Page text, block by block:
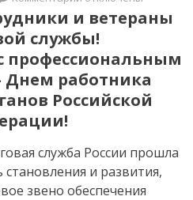
записи
День
налоговых
органов
и ветераны
службы!
профессиональным
Днем работника
Российской
служба России прошла
и развития,
звено обеспечения